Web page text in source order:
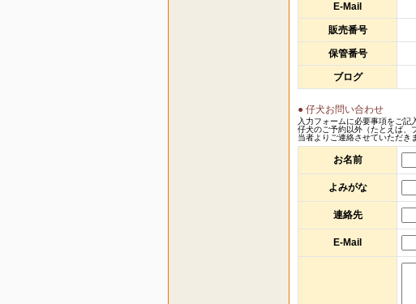
E-Mail
販売番号
保管番号
ブログ
● 仔犬お問い合わせ
入力フォームに必要事項をご記
仔犬のご予約以外（たとえば、
当者よりご連絡させていただき
お名前
よみがな
連絡先
E-Mail